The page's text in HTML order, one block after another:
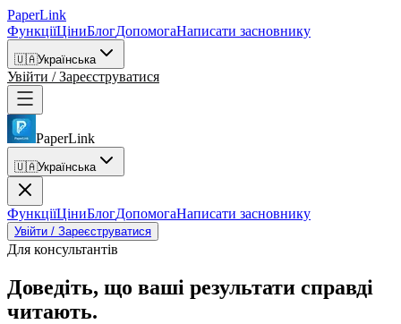
PaperLink
ФункціїЦіниБлогДопомогаНаписати засновнику
🇺🇦Українська
Увійти / Зареєструватися
PaperLink
🇺🇦Українська
ФункціїЦіниБлогДопомогаНаписати засновнику
Увійти / Зареєструватися
Для консультантів
Доведіть, що ваші результати справді
читають.